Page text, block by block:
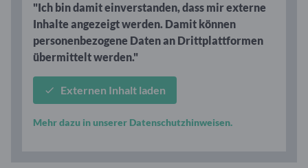
"Ich bin damit einverstanden, dass mir externe
Inhalte angezeigt werden. Damit können
personenbezogene Daten an Drittplattformen
übermittelt werden."
Externen Inhalt laden
Mehr dazu in unserer Datenschutzhinweisen.